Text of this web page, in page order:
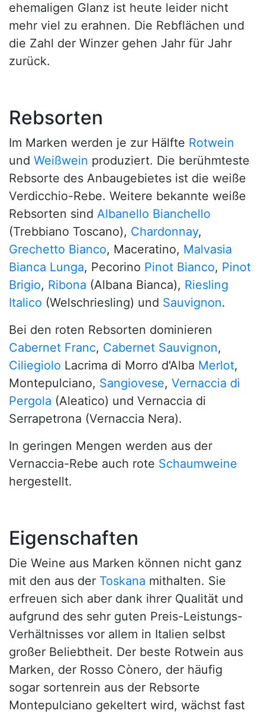
ehemaligen Glanz ist heute leider nicht
mehr viel zu erahnen. Die Rebflächen und
die Zahl der Winzer gehen Jahr für Jahr
zurück.
Rebsorten
Im Marken werden je zur Hälfte Rotwein
und Weißwein produziert. Die berühmteste
Rebsorte des Anbaugebietes ist die weiße
Verdicchio-Rebe. Weitere bekannte weiße
Rebsorten sind Albanello Bianchello
(Trebbiano Toscano), Chardonnay,
Grechetto Bianco, Maceratino, Malvasia
Bianca Lunga, Pecorino Pinot Bianco, Pinot
Brigio, Ribona (Albana Bianca), Riesling
Italico (Welschriesling) und Sauvignon.
Bei den roten Rebsorten dominieren
Cabernet Franc, Cabernet Sauvignon,
Ciliegiolo Lacrima di Morro d'Alba Merlot,
Montepulciano, Sangiovese, Vernaccia di
Pergola (Aleatico) und Vernaccia di
Serrapetrona (Vernaccia Nera).
In geringen Mengen werden aus der
Vernaccia-Rebe auch rote Schaumweine
hergestellt.
Eigenschaften
Die Weine aus Marken können nicht ganz
mit den aus der Toskana mithalten. Sie
erfreuen sich aber dank ihrer Qualität und
aufgrund des sehr guten Preis-Leistungs-
Verhältnisses vor allem in Italien selbst
großer Beliebtheit. Der beste Rotwein aus
Marken, der Rosso Cònero, der häufig
sogar sortenrein aus der Rebsorte
Montepulciano gekeltert wird, wächst fast